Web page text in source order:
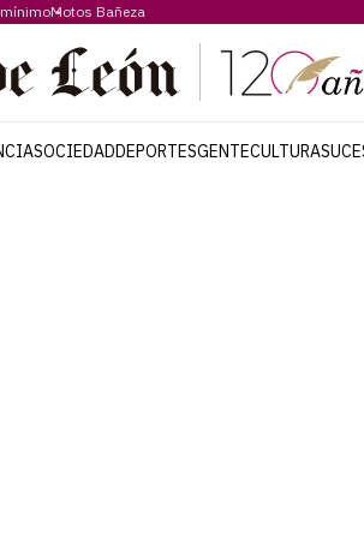
Motos Bañeza
SOCIEDADDEPORTESGENTECULTURA